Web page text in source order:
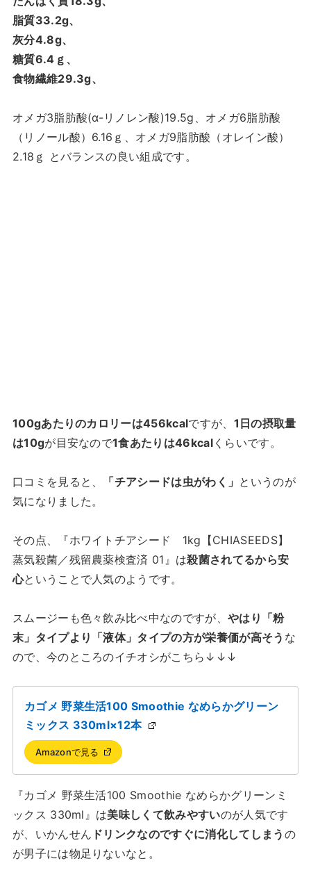
脂質33.2g、
灰分4.8g、
糖質6.4ｇ、
食物繊維29.3g、
オメガ3脂肪酸(α-リノレン酸)19.5g、オメガ6脂肪酸
（リノール酸）6.16ｇ、オメガ9脂肪酸（オレイン酸）
2.18ｇ とバランスの良い組成です。
100gあたりのカロリーは456kcalですが、 1日の摂取量
は10gが目安なので1食あたりは46kcalくらいです。
口コミを見ると、 「チアシードは虫がわく」 というのが
気になりました。
その点、『ホワイトチアシード 1kg【CHIASEEDS】
蒸気殺菌／残留農薬検査済 01』は殺菌されてるから安
心ということで人気のようです。
スムージーも色々飲み比べ中なのですが、 やはり「粉
末」タイプより「液体」タイプの方が栄養価が高そう な
ので、今のところのイチオシがこちら↓↓↓
カゴメ 野菜生活100 Smoothie なめらかグリーン
ミックス 330ml×12本
Amazonで見る
『カゴメ 野菜生活100 Smoothie なめらかグリーンミ
ックス 330ml』は美味しくて飲みやすいのが人気です
が、いかんせん ドリンクなのですぐに消化してしまう の
が男子には物足りないなと。